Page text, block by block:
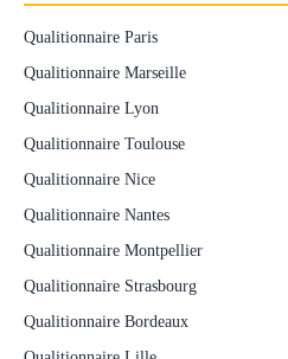
Qualitionnaire Paris
Qualitionnaire Marseille
Qualitionnaire Lyon
Qualitionnaire Toulouse
Qualitionnaire Nice
Qualitionnaire Nantes
Qualitionnaire Montpellier
Qualitionnaire Strasbourg
Qualitionnaire Bordeaux